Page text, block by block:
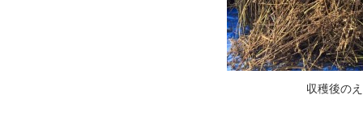
収穫後のえ